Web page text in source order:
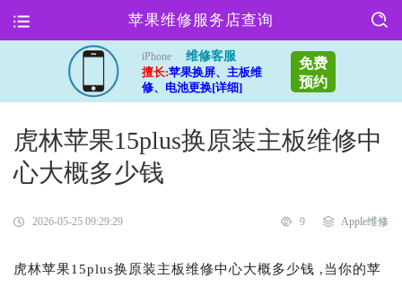
苹果维修服务店查询
iPhone
维修客服
擅长:苹果换屏、主板维
修、电池更换[详细]
免费
预约
虎林苹果15plus换原装主板维修中
心大概多少钱
2026-05-25 09:29:29 9 Apple维修
虎林苹果15plus换原装主板维修中心大概多少钱 ,当你的苹